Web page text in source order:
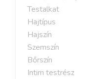
Testalkat
Hajtípus
Hajszín
Szemszín
Bőrszín
Intim testrész